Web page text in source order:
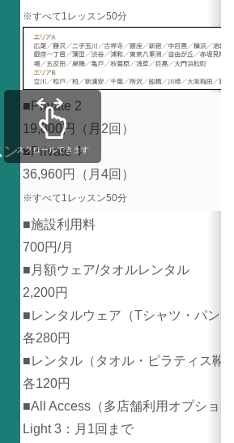
※すべて1レッスン50分
ン
■Private 2
19,800円（月2回）
■Private 4
36,960円（月4回）
※すべて1レッスン50分
■施設利用料
700円/月
■月額ウェア/タオルレンタル
2,200円
■レンタルウェア（Tシャツ・パン
各280円
■レンタル（タオル・ピラティス靴
各120円
■All Access（多店舗利用オプショ
Light 3：月1回まで
スクロールできます